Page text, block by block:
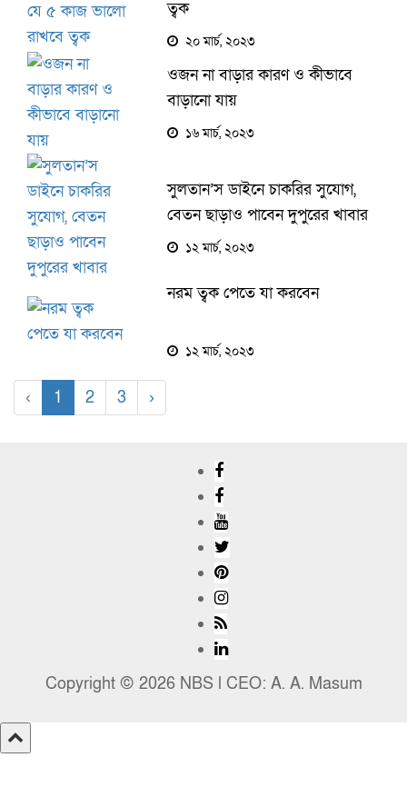
ত্বক
২০ মার্চ, ২০২৩
ওজন না বাড়ার কারণ ও কীভাবে
বাড়ানো যায়
১৬ মার্চ, ২০২৩
সুলতান’স ডাইনে চাকরির সুযোগ,
বেতন ছাড়াও পাবেন দুপুরের খাবার
১২ মার্চ, ২০২৩
নরম ত্বক পেতে যা করবেন
১২ মার্চ, ২০২৩
‹ 1 2 3 ›
Copyright © 2026 NBS l CEO: A. A. Masum